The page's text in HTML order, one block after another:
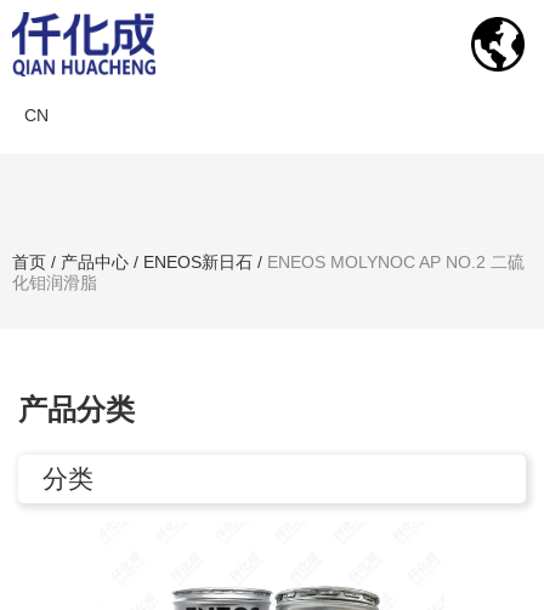
CN
首页 / 产品中心 / ENEOS新日石 / ENEOS MOLYNOC AP NO.2 二硫
化钼润滑脂
产品分类
分类